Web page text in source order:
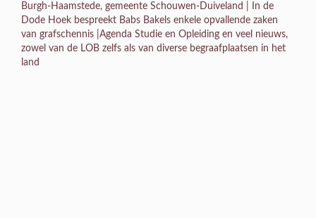
Burgh-Haamstede, gemeente Schouwen-Duiveland | In de
Dode Hoek bespreekt Babs Bakels enkele opvallende zaken
van grafschennis |Agenda Studie en Opleiding en veel nieuws,
zowel van de LOB zelfs als van diverse begraafplaatsen in het
land